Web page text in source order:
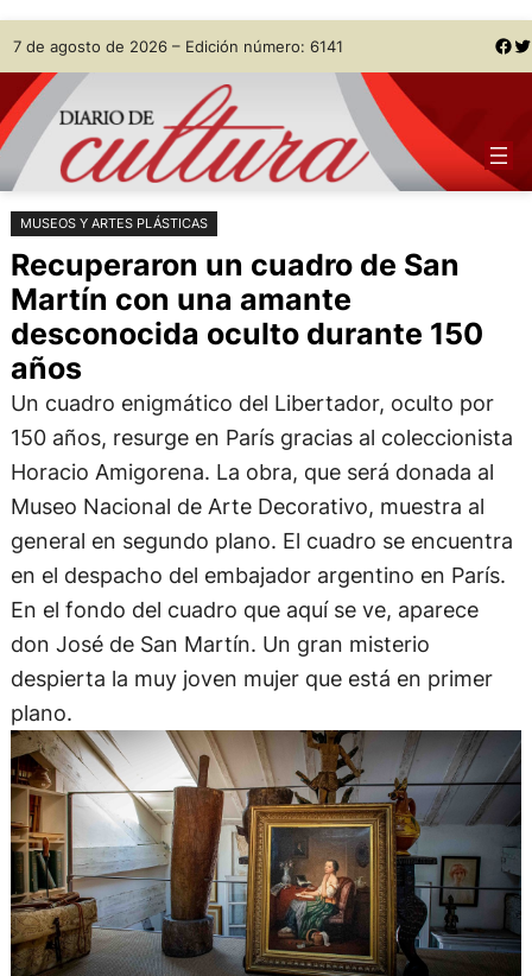
Saltar
al
contenido
Skip
to
content
7 de agosto de 2026 – Edición número: 6141 Facebook Twitter
MUSEOS Y ARTES PLÁSTICAS
Recuperaron un cuadro de San
Martín con una amante
desconocida oculto durante 150
años
Un cuadro enigmático del Libertador, oculto por
150 años, resurge en París gracias al coleccionista
Horacio Amigorena. La obra, que será donada al
Museo Nacional de Arte Decorativo, muestra al
general en segundo plano. El cuadro se encuentra
en el despacho del embajador argentino en París.
En el fondo del cuadro que aquí se ve, aparece
don José de San Martín. Un gran misterio
despierta la muy joven mujer que está en primer
plano.